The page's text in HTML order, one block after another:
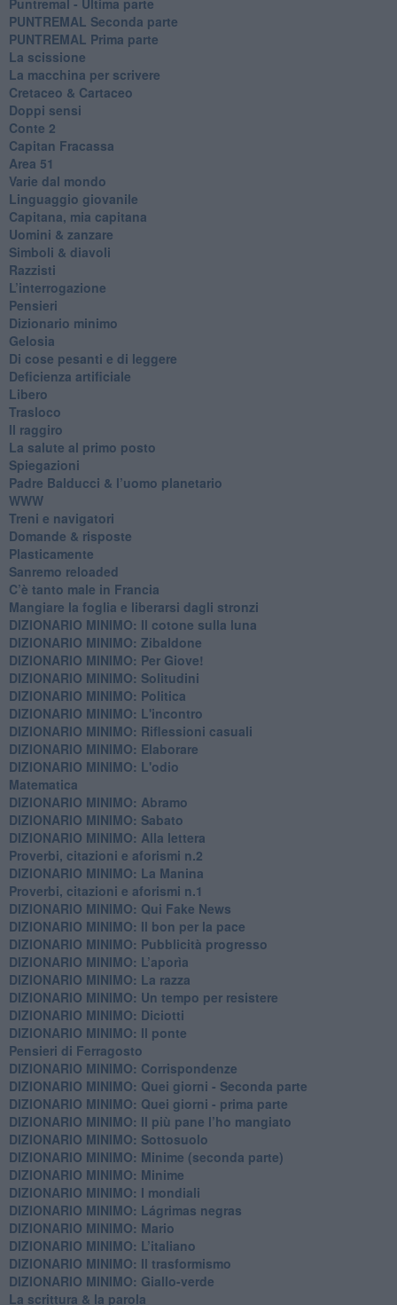
PUNTREMAL Seconda parte
​PUNTREMAL Prima parte
La scissione
La macchina per scrivere
Cretaceo & Cartaceo
Doppi sensi
​Conte 2
​Capitan Fracassa
​Area 51
Varie dal mondo
​Linguaggio giovanile
​Capitana, mia capitana
Uomini & zanzare
​Simboli & diavoli
Razzisti
​L’interrogazione
Pensieri
​Dizionario minimo
Gelosia
Di cose pesanti e di leggere
​Deficienza artificiale
Libero
Trasloco
Il raggiro
​La salute al primo posto
Spiegazioni
Padre Balducci & l’uomo planetario
WWW
​Treni e navigatori
​Domande & risposte
​Plasticamente
Sanremo reloaded
C’è tanto male in Francia
​Mangiare la foglia e liberarsi dagli stronzi
DIZIONARIO MINIMO: Il cotone sulla luna
DIZIONARIO MINIMO: Zibaldone
DIZIONARIO MINIMO: Per Giove!
DIZIONARIO MINIMO: Solitudini
DIZIONARIO MINIMO: Politica
DIZIONARIO MINIMO: L'incontro
DIZIONARIO MINIMO: Riflessioni casuali
DIZIONARIO MINIMO: Elaborare
DIZIONARIO MINIMO: L'odio
​Matematica
DIZIONARIO MINIMO: Abramo
DIZIONARIO MINIMO: Sabato
​DIZIONARIO MINIMO: Alla lettera
Proverbi, citazioni e aforismi n.2
DIZIONARIO MINIMO: La Manina
​Proverbi, citazioni e aforismi n.1
DIZIONARIO MINIMO: Qui Fake News
DIZIONARIO MINIMO: ​Il bon per la pace
DIZIONARIO MINIMO: Pubblicità progresso
DIZIONARIO MINIMO: L’aporìa
DIZIONARIO MINIMO: La razza
DIZIONARIO MINIMO: Un tempo per resistere
DIZIONARIO MINIMO: Diciotti
DIZIONARIO MINIMO: Il ponte
Pensieri di Ferragosto
DIZIONARIO MINIMO: Corrispondenze
DIZIONARIO MINIMO: Quei giorni - Seconda parte
DIZIONARIO MINIMO: Quei giorni - prima parte
DIZIONARIO MINIMO: Il più pane l’ho mangiato
DIZIONARIO MINIMO: Sottosuolo
DIZIONARIO MINIMO: Minime (seconda parte)
DIZIONARIO MINIMO: Minime
DIZIONARIO MINIMO: ​I mondiali
DIZIONARIO MINIMO: ​Lágrimas negras
DIZIONARIO MINIMO: Mario
DIZIONARIO MINIMO: L’italiano
DIZIONARIO MINIMO: Il trasformismo
DIZIONARIO MINIMO: Giallo-verde
La scrittura & la parola